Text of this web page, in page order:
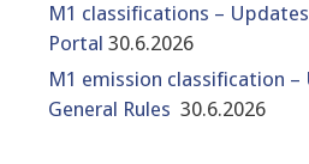
M1 classifications –
Portal 30.6.2026
M1 emission classification
General Rules 30.6.2026